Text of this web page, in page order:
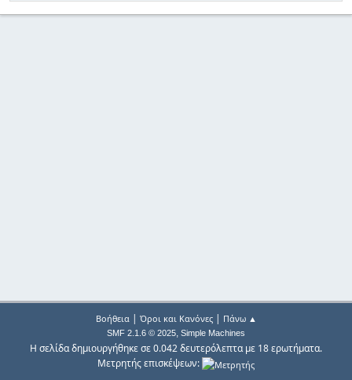
Βοήθεια| Όροι και Κανόνες| Πάνω ▲
SMF 2.1.6 © 2025, Simple Machines
Η σελίδα δημιουργήθηκε σε 0.042 δευτερόλεπτα με 18 ερωτήματα.
Μετρητής επισκέψεων: